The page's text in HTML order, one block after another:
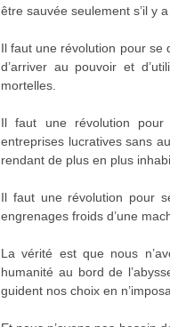
être sauvée seulement s’il y
Il faut une révolution pour se
d’arriver au pouvoir et
mortelles.
Il faut une révolution
entreprises lucratives sans
rendant de plus en plus
Il faut une révolution pour
engrenages froids d’une
La vérité est que nous
humanité au bord de
guident nos choix en